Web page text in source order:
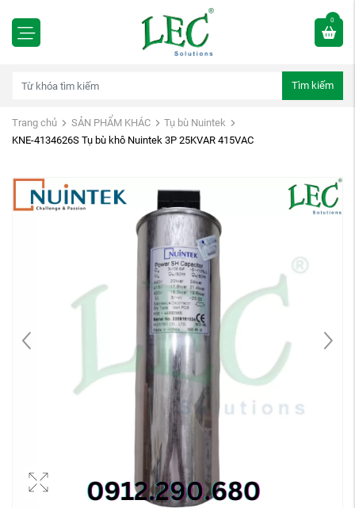
0
Tìm kiếm
Trang chủ SẢN PHẨM KHÁC
Tụ bù Nuintek
KNE-4134626S Tụ bù khô Nuintek 3P 25KVAR 415VAC